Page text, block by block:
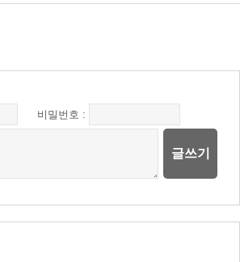
비밀번호 :
글쓰기